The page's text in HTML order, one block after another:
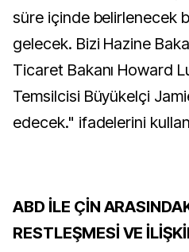
süre içinde belirlenecek
gelecek. Bizi Hazine
Ticaret Bakanı Howard
Temsilcisi Büyükelçi
edecek." ifadelerini
ABD İLE ÇİN
RESTLEŞMESİ VE